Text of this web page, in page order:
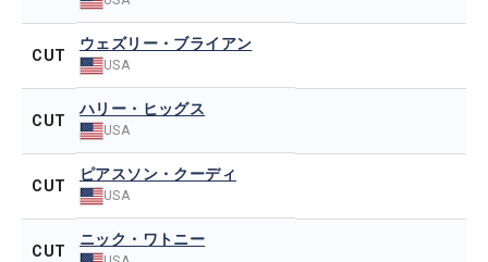
CUT
ウェズリー・ブライアン
USA
CUT
ハリー・ヒッグス
USA
CUT
ピアスソン・クーディ
USA
CUT
ニック・ワトニー